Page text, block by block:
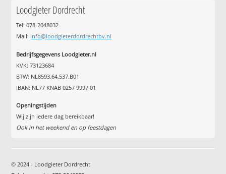
Loodgieter Dordrecht
Tel: 078-2048032
Mail: info@loodgieterdordrechtbv.nl
Bedrijfsgegevens Loodgieter.nl
KVK: 73123684
BTW: NL8593.64.537.B01
IBAN: NL77 KNAB 0257 9997 01
Openingstijden
Wij zijn iedere dag bereikbaar!
Ook in het weekend en op feestdagen
© 2024 - Loodgieter Dordrecht